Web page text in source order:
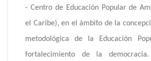
- Centro de Educación Popular de
el Caribe), en el ámbito de la
metodológica de la Educación
fortalecimiento de la democracia.